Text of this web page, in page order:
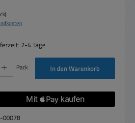
2-4 Tage
Wert ein oder benutze die Schaltflächen um
Pack In den Warenkorb
00078